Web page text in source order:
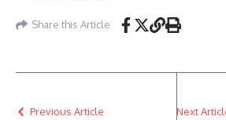
Share this Article
Previous Article Next